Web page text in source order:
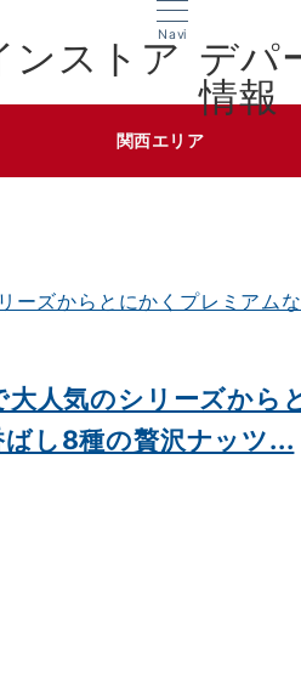
Navi
デパ
情報
関西エリア
人気のシリーズか
ばし8種の贅沢ナッツ...